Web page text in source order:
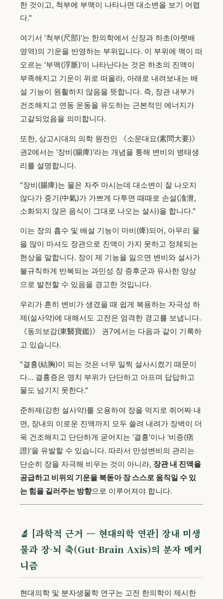
한 것이고, 척부에 부맥이 나타나면 대소변을 보기 어렵
다."
여기서 '척부(尺部)'는 한의학에서 신장과 하초(아랫배
영역)의 기운을 반영하는 부위입니다. 이 부위에 맥이 떠
오르는 '부맥(浮脈)'이 나타난다는 것은 하초의 진액이
부족해지고 기운이 위로 떠올라, 아래로 내려보내는 배
설 기능이 원활하지 않음을 뜻합니다. 즉, 장관 내부가
건조해지고 연동 운동을 유도하는 근본적인 에너지가
고갈되었음을 의미합니다.
또한, 상고시대의 의학 원전인 《소문대요(素問大要)》
권2에서는 '장비(腸痺)'라는 개념을 통해 변비의 병태생
리를 설명합니다.
"장비(腸痺)는 물은 자주 마시는데 대소변이 잘 나오지
않다가 중기(中氣)가 가쁘게 다투면 때때로 손설(飡泄,
소화되지 않은 음식이 그대로 나오는 설사)을 합니다."
이는 장의 흡수 및 배설 기능이 마비(痺)되어, 아무리 물
을 많이 마셔도 장관으로 진액이 가지 못하고 정체되는
현상을 말합니다. 장이 제 기능을 잃으면 변비와 설사가
불규칙하게 반복되는 과민성 장 증후군과 유사한 양상
으로 발전할 수 있음을 경고한 것입니다.
우리가 흔히 변비가 생겼을 때 쉽게 복용하는 자극성 하
제(설사약)에 대해서도 고전은 엄격한 경고를 보냅니다.
《동의보감(東醫寶鑑)》 권7에서는 다음과 같이 기록하
고 있습니다.
"결흉(結胸)이 되는 것은 너무 일찍 설사시켰기 때문이
다... 결흉증은 명치 부위가 단단하고 아프며 답답하고
물도 넘기지 못한다."
준하제(강한 설사약)를 오용하여 장을 억지로 쥐어짜 내
면, 장내의 이로운 진액까지 모두 쓸려 내려가 장벽이 더
욱 건조해지고 단단하게 굳어지는 '결흉'이나 '비증(痞
證)'을 유발할 수 있습니다. 따라서 만성변비의 관리는
단순히 장을 자극해 비우는 것이 아니라, 장관 내 진액을
공급하고 비위의 기운을 북돋아 장 스스로 움직일 수 있
는 힘을 길러주는 방향으로 이루어져야 합니다.
🔬 [과학적 근거 — 현대의학 연관] 장내 미생
물과 장-뇌 축(Gut-Brain Axis)의 분자 메커
니즘
현대의학 및 분자생물학 연구는 고전 한의학이 제시한